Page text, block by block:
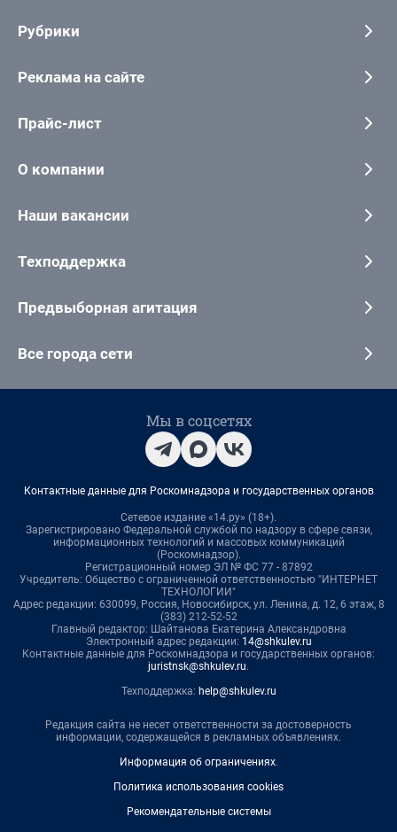
Рубрики
Реклама на сайте
Прайс-лист
О компании
Наши вакансии
Техподдержка
Предвыборная агитация
Все города сети
Мы в соцсетях
Контактные данные для Роскомнадзора и государственных органов
Сетевое издание «14.ру» (18+).
Зарегистрировано Федеральной службой по надзору в сфере связи,
информационных технологий и массовых коммуникаций
(Роскомнадзор).
Регистрационный номер ЭЛ № ФС 77 - 87892
Учредитель: Общество с ограниченной ответственностью "ИНТЕРНЕТ
ТЕХНОЛОГИИ"
Адрес редакции: 630099, Россия, Новосибирск, ул. Ленина, д. 12, 6 этаж, 8
(383) 212-52-52
Главный редактор: Шайтанова Екатерина Александровна
Электронный адрес редакции: 14@shkulev.ru
Контактные данные для Роскомнадзора и государственных органов:
juristnsk@shkulev.ru.
Техподдержка: help@shkulev.ru
Редакция сайта не несет ответственности за достоверность
информации, содержащейся в рекламных объявлениях.
Информация об ограничениях.
Политика использования cookies
Рекомендательные системы